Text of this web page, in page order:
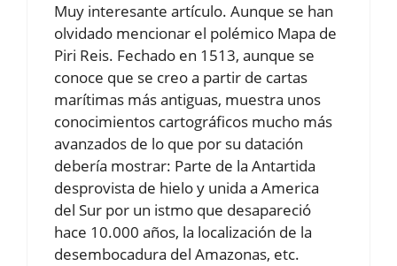
Muy interesante artículo. Aunque se han
olvidado mencionar el polémico Mapa de
Piri Reis. Fechado en 1513, aunque se
conoce que se creo a partir de cartas
marítimas más antiguas, muestra unos
conocimientos cartográficos mucho más
avanzados de lo que por su datación
debería mostrar: Parte de la Antartida
desprovista de hielo y unida a America
del Sur por un istmo que desapareció
hace 10.000 años, la localización de la
desembocadura del Amazonas, etc.